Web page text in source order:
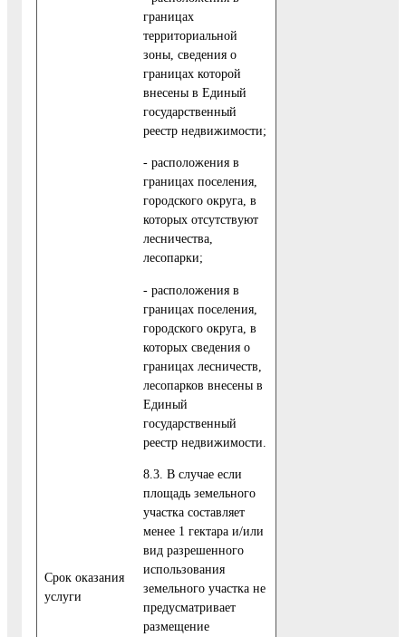
Cрок оказания
услуги
границах
территориальной
зоны, сведения о
границах которой
внесены в Единый
государственный
реестр недвижимости;
- расположения в
границах поселения,
городского округа, в
которых отсутствуют
лесничества,
лесопарки;
- расположения в
границах поселения,
городского округа, в
которых сведения о
границах лесничеств,
лесопарков внесены в
Единый
государственный
реестр недвижимости.
8.3. В случае если
площадь земельного
участка составляет
менее 1 гектара и/или
вид разрешенного
использования
земельного участка не
предусматривает
размещение